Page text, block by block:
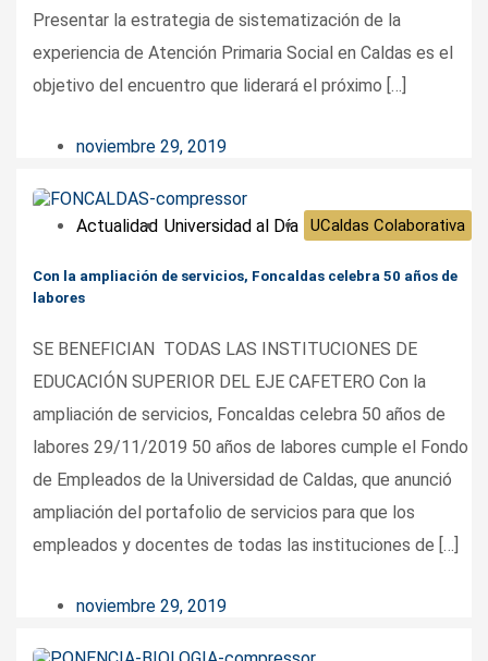
Presentar la estrategia de sistematización de la
experiencia de Atención Primaria Social en Caldas es el
objetivo del encuentro que liderará el próximo […]
noviembre 29, 2019
Actualidad Universidad al Día UCaldas Colaborativa
Con la ampliación de servicios, Foncaldas celebra 50 años de
labores
SE BENEFICIAN TODAS LAS INSTITUCIONES DE
EDUCACIÓN SUPERIOR DEL EJE CAFETERO Con la
ampliación de servicios, Foncaldas celebra 50 años de
labores 29/11/2019 50 años de labores cumple el Fondo
de Empleados de la Universidad de Caldas, que anunció
ampliación del portafolio de servicios para que los
empleados y docentes de todas las instituciones de […]
noviembre 29, 2019